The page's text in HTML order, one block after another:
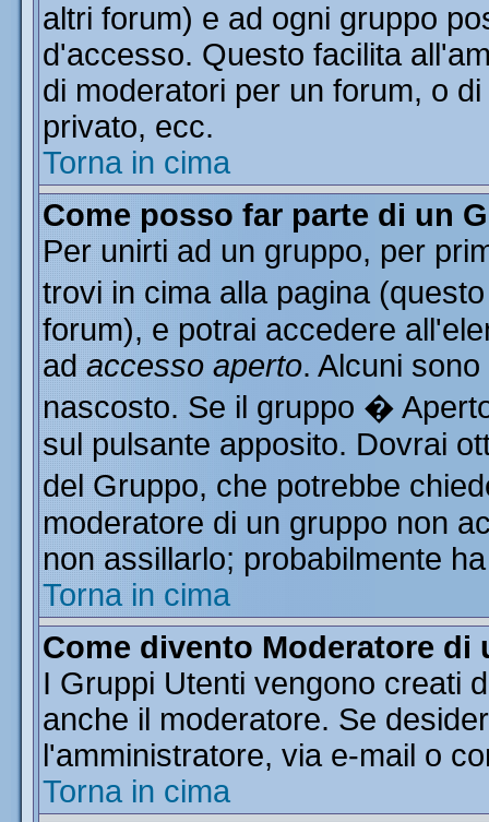
altri forum) e ad ogni gruppo
d'accesso. Questo facilita
di moderatori per un forum, o
privato, ecc.
Torna in cima
Come posso far parte di un
Per unirti ad un gruppo, per
trovi in cima alla pagina
forum), e potrai accedere
ad accesso aperto. Alcuni
nascosto. Se il gruppo �
sul pulsante apposito. Dovrai
del Gruppo, che potrebbe
moderatore di un gruppo non
non assillarlo; probabilmente
Torna in cima
Come divento Moderatore di
I Gruppi Utenti vengono creati
anche il moderatore. Se
l'amministratore, via e-mail o
Torna in cima